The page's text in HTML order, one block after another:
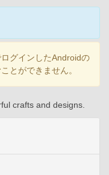
グインしたAndroidの
とができません。
crafts and designs.